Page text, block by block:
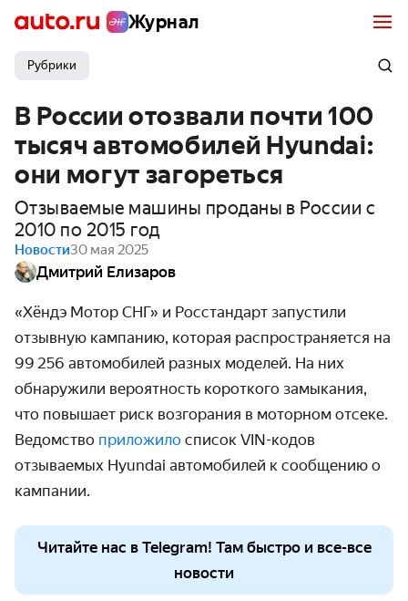
Журнал
Рубрики
В России отозвали почти 100
тысяч автомобилей Hyundai:
они могут загореться
Отзываемые машины проданы в России с
2010 по 2015 год
Новости30 мая 2025
Дмитрий Елизаров
«Хёндэ Мотор СНГ» и Росстандарт запустили
отзывную кампанию, которая распространяется на
99 256 автомобилей разных моделей. На них
обнаружили вероятность короткого замыкания,
что повышает риск возгорания в моторном отсеке.
Ведомство приложило список VIN-кодов
отзываемых Hyundai автомобилей к сообщению о
кампании.
Читайте нас в Telegram! Там быстро и все-все
новости